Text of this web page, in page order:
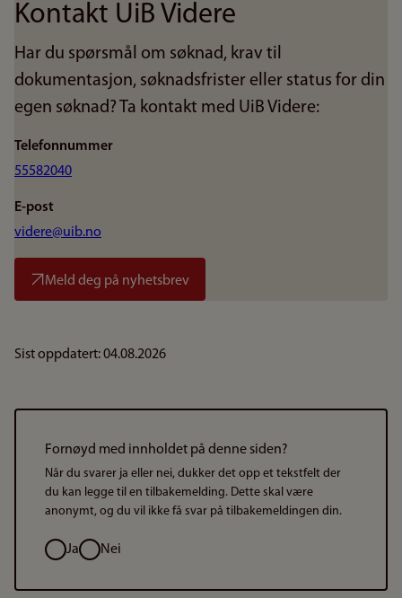
Kontakt UiB Videre
Har du spørsmål om søknad, krav til
dokumentasjon, søknadsfrister eller status for din
egen søknad? Ta kontakt med UiB Videre:
Telefonnummer
55582040
E-post
videre@uib.no
Meld deg på nyhetsbrev
Sist oppdatert: 04.08.2026
Fornøyd med innholdet på denne siden?
Når du svarer ja eller nei, dukker det opp et tekstfelt der
du kan legge til en tilbakemelding. Dette skal være
anonymt, og du vil ikke få svar på tilbakemeldingen din.
ValgJa Nei